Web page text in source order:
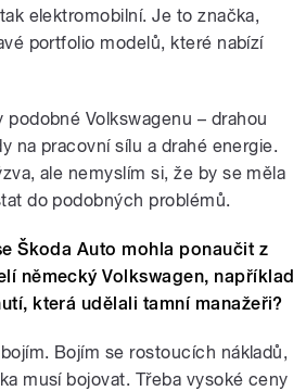
elektromobilní. Je to značka,
portfolio modelů, které nabízí
podobné Volkswagenu – drahou
na pracovní sílu a drahé energie.
ale nemyslím si, že by se měla
do podobných problémů.
Škoda Auto mohla ponaučit z
německý Volkswagen, například
která udělali tamní manažeři?
Bojím se rostoucích nákladů,
musí bojovat. Třeba vysoké ceny